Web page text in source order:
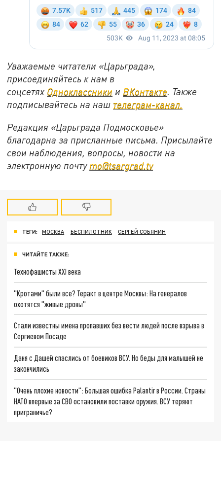
Уважаемые читатели «Царьграда»,
присоединяйтесь к нам в
соцсетях Одноклассники и ВКонтакте. Также
подписывайтесь на наш телеграм-канал.
Редакция «Царьграда Подмосковье»
благодарна за присланные письма. Присылайте
свои наблюдения, вопросы, новости на
электронную почту mo@tsargrad.tv
ТЕГИ: МОСКВА БЕСПИЛОТНИК СЕРГЕЙ СОБЯНИН
ЧИТАЙТЕ ТАКЖЕ:
Технофашисты XXI века
"Кротами" были все? Теракт в центре Москвы: На генералов
охотятся "живые дроны"
Стали известны имена пропавших без вести людей после взрыва в
Сергиевом Посаде
Даня с Дашей спаслись от боевиков ВСУ. Но беды для малышей не
закончились
"Очень плохие новости": Большая ошибка Palantir в России. Страны
НАТО впервые за СВО остановили поставки оружия. ВСУ теряют
приграничье?